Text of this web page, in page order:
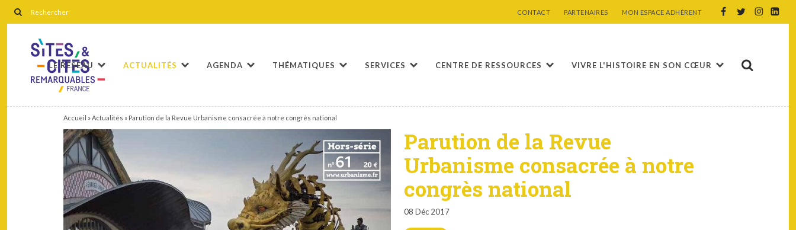
CONTACT PARTENAIRES MON ESPACE ADHÉRENT
LE RÉSEAU ACTUALITÉS AGENDA THÉMATIQUES SERVICES CENTRE DE RESSOURCES VIVRE L'HISTOIRE EN SON CŒUR
Accueil »Actualités » Parution de la Revue Urbanisme consacrée à notre congrès national
Parution de la Revue
Urbanisme consacrée à notre
congrès national
08 Déc 2017